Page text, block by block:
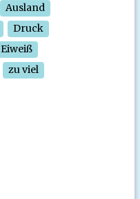
Ausland
Druck
Eiweiß
zu viel